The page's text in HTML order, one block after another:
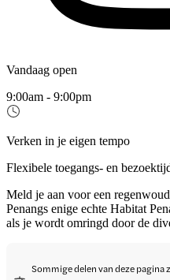
Vandaag open
9:00am - 9:00pm
Verken in je eigen tempo
Flexibele toegangs- en
Meld je aan voor een
Penangs enige echte Habitat
als je wordt omringd door de
Sommige delen van deze